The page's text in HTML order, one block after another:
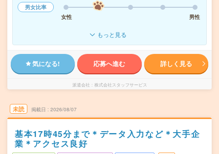
男女比率
女性
男性
もっと見る
気になる! 応募へ進む 詳しく見る
派遣会社 株式会社スタッフサービス
未読 掲載日 2026/08/07
基本17時45分まで＊データ入力など＊大手企
業＊アクセス良好